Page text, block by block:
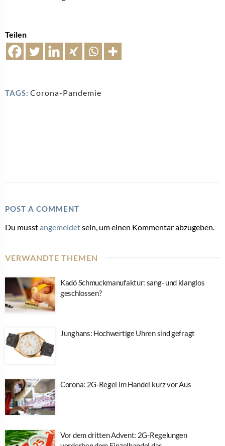
Teilen
TAGS: Corona-Pandemie
POST A COMMENT
Du musstangemeldetsein, um einen Kommentar abzugeben.
VERWANDTE THEMEN
Kadó Schmuckmanufaktur: sang- und klanglos
geschlossen?
Junghans: Hochwertige Uhren sind gefragt
Corona: 2G-Regel im Handel kurz vor Aus
Vor dem dritten Advent: 2G-Regelungen